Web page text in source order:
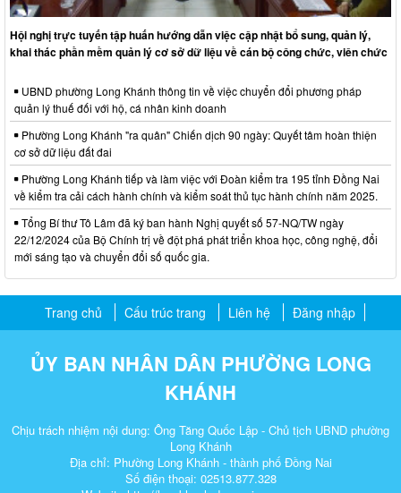
Hội nghị trực tuyến tập huấn hướng dẫn việc cập nhật bổ sung, quản lý,
khai thác phần mềm quản lý cơ sở dữ liệu về cán bộ công chức, viên chức
UBND phường Long Khánh thông tin về việc chuyển đổi phương pháp
quản lý thuế đối với hộ, cá nhân kinh doanh
Phường Long Khánh "ra quân" Chiến dịch 90 ngày: Quyết tâm hoàn thiện
cơ sở dữ liệu đất đai
Phường Long Khánh tiếp và làm việc với Đoàn kiểm tra 195 tỉnh Đồng Nai
về kiểm tra cải cách hành chính và kiểm soát thủ tục hành chính năm 2025.
Tổng Bí thư Tô Lâm đã ký ban hành Nghị quyết số 57-NQ/TW ngày
22/12/2024 của Bộ Chính trị về đột phá phát triển khoa học, công nghệ, đổi
mới sáng tạo và chuyển đổi số quốc gia.
Trang chủ Cấu trúc trang Liên hệ Đăng nhập
ỦY BAN NHÂN DÂN PHƯỜNG LONG
KHÁNH
Chịu trách nhiệm nội dung: Ông Tăng Quốc Lập - Chủ tịch UBND phường
Long Khánh
Địa chỉ: Phường Long Khánh - thành phố Đồng Nai
Số điện thoại: 02513.877.328